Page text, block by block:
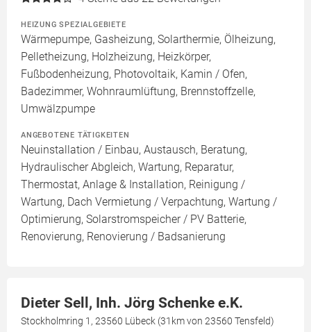
HEIZUNG SPEZIALGEBIETE
Wärmepumpe, Gasheizung, Solarthermie, Ölheizung,
Pelletheizung, Holzheizung, Heizkörper,
Fußbodenheizung, Photovoltaik, Kamin / Ofen,
Badezimmer, Wohnraumlüftung, Brennstoffzelle,
Umwälzpumpe
ANGEBOTENE TÄTIGKEITEN
Neuinstallation / Einbau, Austausch, Beratung,
Hydraulischer Abgleich, Wartung, Reparatur,
Thermostat, Anlage & Installation, Reinigung /
Wartung, Dach Vermietung / Verpachtung, Wartung /
Optimierung, Solarstromspeicher / PV Batterie,
Renovierung, Renovierung / Badsanierung
Dieter Sell, Inh. Jörg Schenke e.K.
Stockholmring 1, 23560 Lübeck (31km von 23560 Tensfeld)